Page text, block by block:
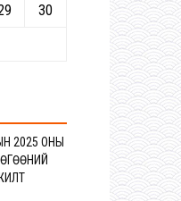
30
2025 ОНЫ